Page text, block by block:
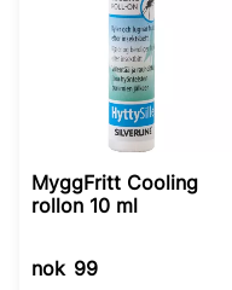
MyggFritt Cooling
rollon 10 ml
nok 99